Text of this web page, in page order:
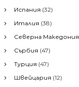
Испания (32)
Италия (38)
Северна Македония
Сърбия (47)
Турция (47)
Швейцария (12)